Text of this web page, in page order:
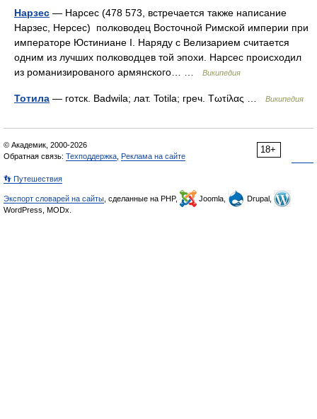
Нарзес — Нарсес (478 573, встречается также написание
Нарзес, Нерсес) полководец Восточной Римской империи при
императоре Юстиниане I. Наряду с Велизарием считается
одним из лучших полководцев той эпохи. Нарсес происходил
из романизированого армянского… …
Википедия
Тотила — готск. Badwila; лат. Totila; греч. Τωτίλας … Википедия
18+
© Академик, 2000-2026
Обратная связь: Техподдержка Реклама на сайте
👣 Путешествия
Экспорт словарей на сайты , сделанные на PHP, Joomla,
Drupal,
WordPress, MODx.